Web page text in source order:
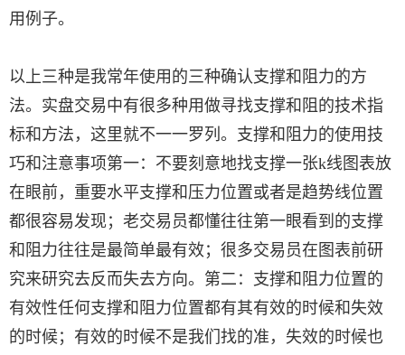
用例子。
以上三种是我常年使用的三种确认支撑和阻力的方
法。实盘交易中有很多种用做寻找支撑和阻的技术指
标和方法，这里就不一一罗列。支撑和阻力的使用技
巧和注意事项第一：不要刻意地找支撑一张k线图表放
在眼前，重要水平支撑和压力位置或者是趋势线位置
都很容易发现；老交易员都懂往往第一眼看到的支撑
和阻力往往是最简单最有效；很多交易员在图表前研
究来研究去反而失去方向。第二：支撑和阻力位置的
有效性任何支撑和阻力位置都有其有效的时候和失效
的时候；有效的时候不是我们找的准，失效的时候也